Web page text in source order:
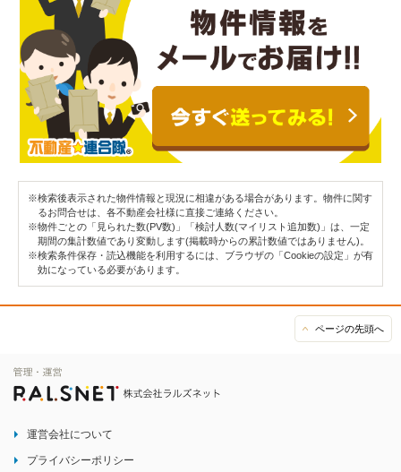
※検索後表示された物件情報と現況に相違がある場合があります。物件に関す
るお問合せは、各不動産会社様に直接ご連絡ください。
※物件ごとの「見られた数(PV数)」「検討人数(マイリスト追加数)」は、一定
期間の集計数値であり変動します(掲載時からの累計数値ではありません)。
※検索条件保存・読込機能を利用するには、ブラウザの「Cookieの設定」が有
効になっている必要があります。
ページの先頭へ
運営会社について
プライバシーポリシー